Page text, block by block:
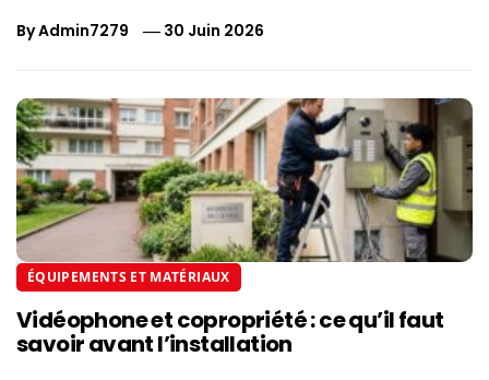
ByAdmin7279 30 Juin 2026
ÉQUIPEMENTS ET MATÉRIAUX
Vidéophone et copropriété : ce qu’il faut
savoir avant l’installation